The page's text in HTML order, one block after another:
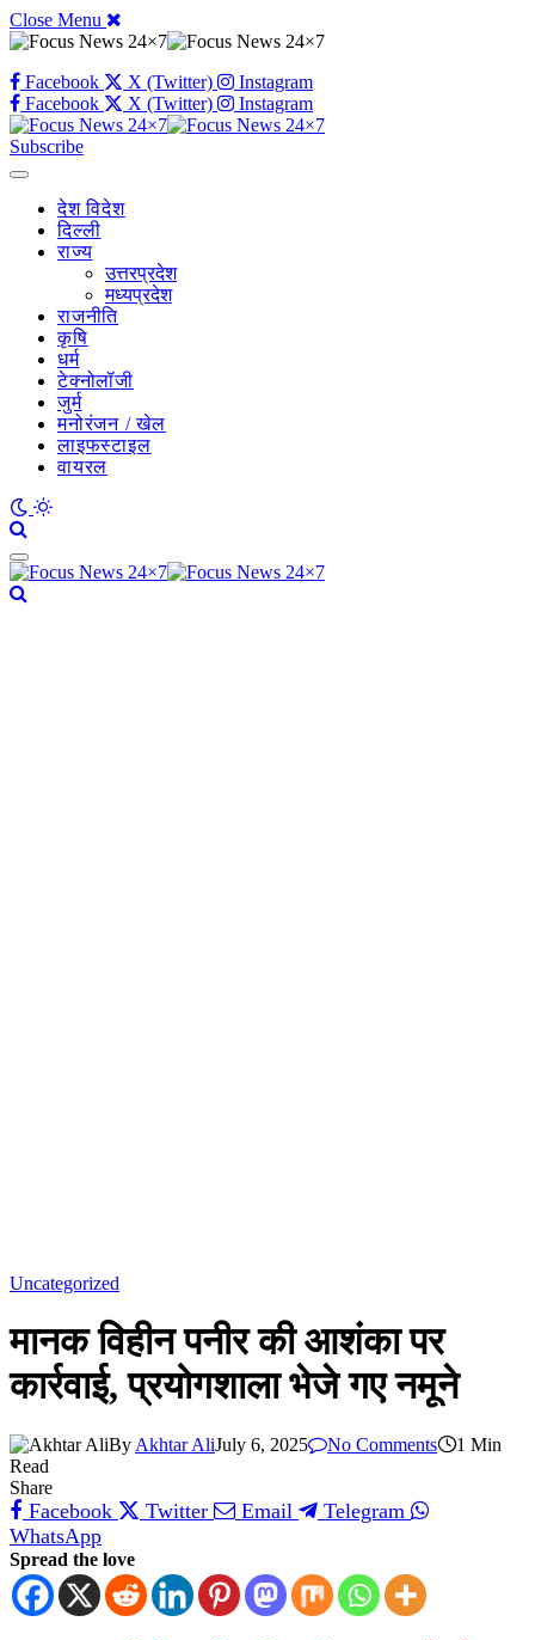
Close Menu
Facebook X (Twitter)
Instagram
Facebook
X (Twitter) Instagram
Subscribe
देश विदेश
दिल्ली
राज्य
उत्तरप्रदेश
मध्यप्रदेश
राजनीति
कृषि
धर्म
टेक्नोलॉजी
जुर्म
मनोरंजन / खेल
लाइफस्टाइल
वायरल
Uncategorized
मानक विहीन पनीर की आशंका पर
कार्रवाई, प्रयोगशाला भेजे गए नमूने
By Akhtar AliJuly 6, 2025 No Comments
1 Min
Read
Share
Facebook Twitter Email
Telegram
WhatsApp
Spread the love